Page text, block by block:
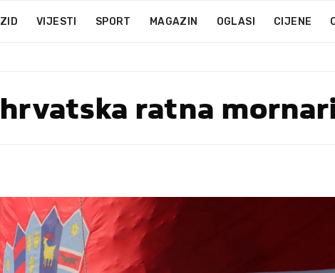
ZID VIJESTI SPORT MAGAZIN OGLASI CIJENE
hrvatska ratna